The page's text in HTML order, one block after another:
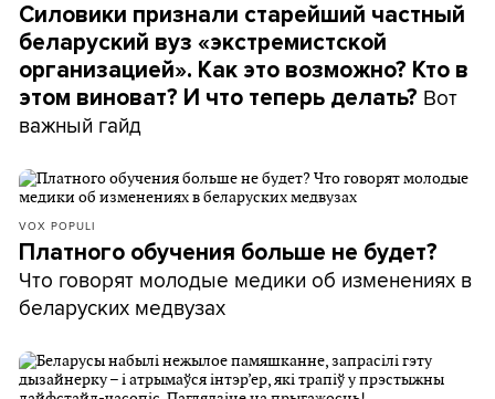
Силовики признали старейший частный
беларуский вуз «экстремистской
организацией». Как это возможно? Кто в
этом виноват? И что теперь делать? Вот
важный гайд
VOX POPULI
Платного обучения больше не будет?
Что говорят молодые медики об изменениях в
беларуских медвузах